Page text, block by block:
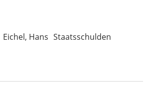
Eichel, Hans Staatsschulden